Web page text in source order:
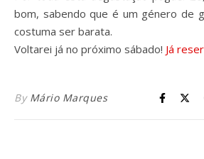
bom, sabendo que é um género de
costuma ser barata.
Voltarei já no próximo sábado! Já
By Mário Marques